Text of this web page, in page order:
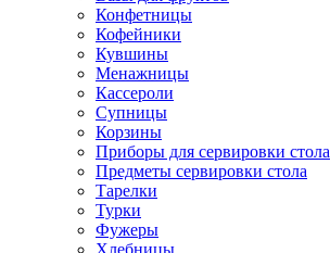
Конфетницы
Кофейники
Кувшины
Менажницы
Кассероли
Супницы
Корзины
Приборы для сервировки стола
Предметы сервировки стола
Тарелки
Турки
Фужеры
Хлебницы